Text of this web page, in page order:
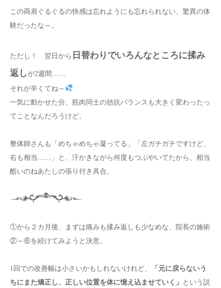
この両肩ぐるぐるの快感は忘れようにも忘れられない、驚異の体
験だったな～。
ただし！ 翌日から 日替わりでいろんなところに揉み
返しが2週間……
それが辛くてね～
一気に動かせた分、筋肉同士の拮抗バランスも大きく変わったっ
てことなんだろうけど。
整体師さんも「めちゃめちゃ凝ってる」「左ガチガチですけど、
右も相当……」と、汗かきながら何度もつぶやいてたから、相当
酷いのねあたしの張り付き具合。
①から２カ月後、まずは痛みも揉み返しも少なめな、院長の施術
②～⑥を続けてみようと決意。
1回での改善幅は小さいかもしれないけれど、
「元に戻らないう
ちにまた矯正し、正しい位置を体に憶え込ませていく」 という説